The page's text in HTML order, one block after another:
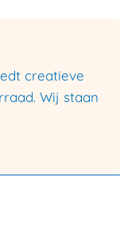
creatieve
Wij staan